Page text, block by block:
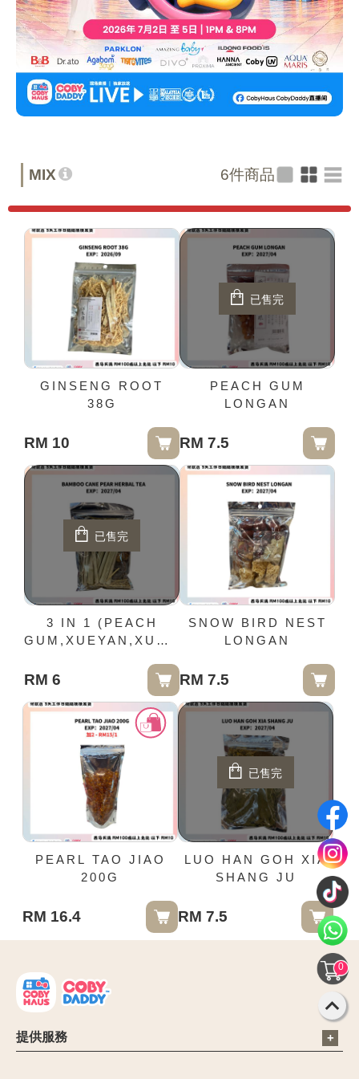
0
MIX 6件商品
GINSENG ROOT
38G
RM 10
已售完
PEACH GUM
LONGAN
RM 7.5
已售完
3 IN 1 (PEACH
GUM,XUEYAN,XUELIANZI)
RM 6
SNOW BIRD NEST
LONGAN
RM 7.5
PEARL TAO JIAO
200G
RM 16.4
已售完
LUO HAN GOH XIA
SHANG JU
RM 7.5
提供服務